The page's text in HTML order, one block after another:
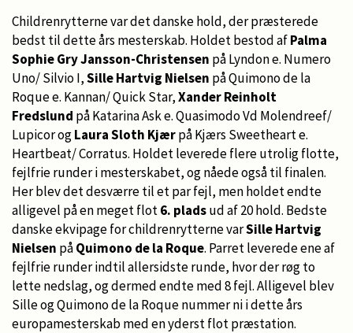
Childrenrytterne var det danske hold, der præsterede
bedst til dette års mesterskab. Holdet bestod afPalma
Sophie Gry Jansson-Christensen på Lyndon e. Numero
Uno/ Silvio I,Sille Hartvig Nielsen på Quimono de la
Roque e. Kannan/ Quick Star,Xander Reinholt
Fredslund på Katarina Ask e. Quasimodo Vd Molendreef/
Lupicor ogLaura Sloth Kjærpå Kjærs Sweetheart e.
Heartbeat/ Corratus. Holdet leverede flere utrolig flotte,
fejlfrie runder i mesterskabet, og nåede også til finalen.
Her blev det desværre til et par fejl, men holdet endte
alligevel på en meget flot6. pladsud af 20 hold. Bedste
danske ekvipage for childrenrytterne varSille Hartvig
Nielsen påQuimono de la Roque. Parret leverede ene af
fejlfrie runder indtil allersidste runde, hvor der røg to
lette nedslag, og dermed endte med 8 fejl. Alligevel blev
Sille og Quimono de la Roque nummer ni i dette års
europamesterskab med en yderst flot præstation.